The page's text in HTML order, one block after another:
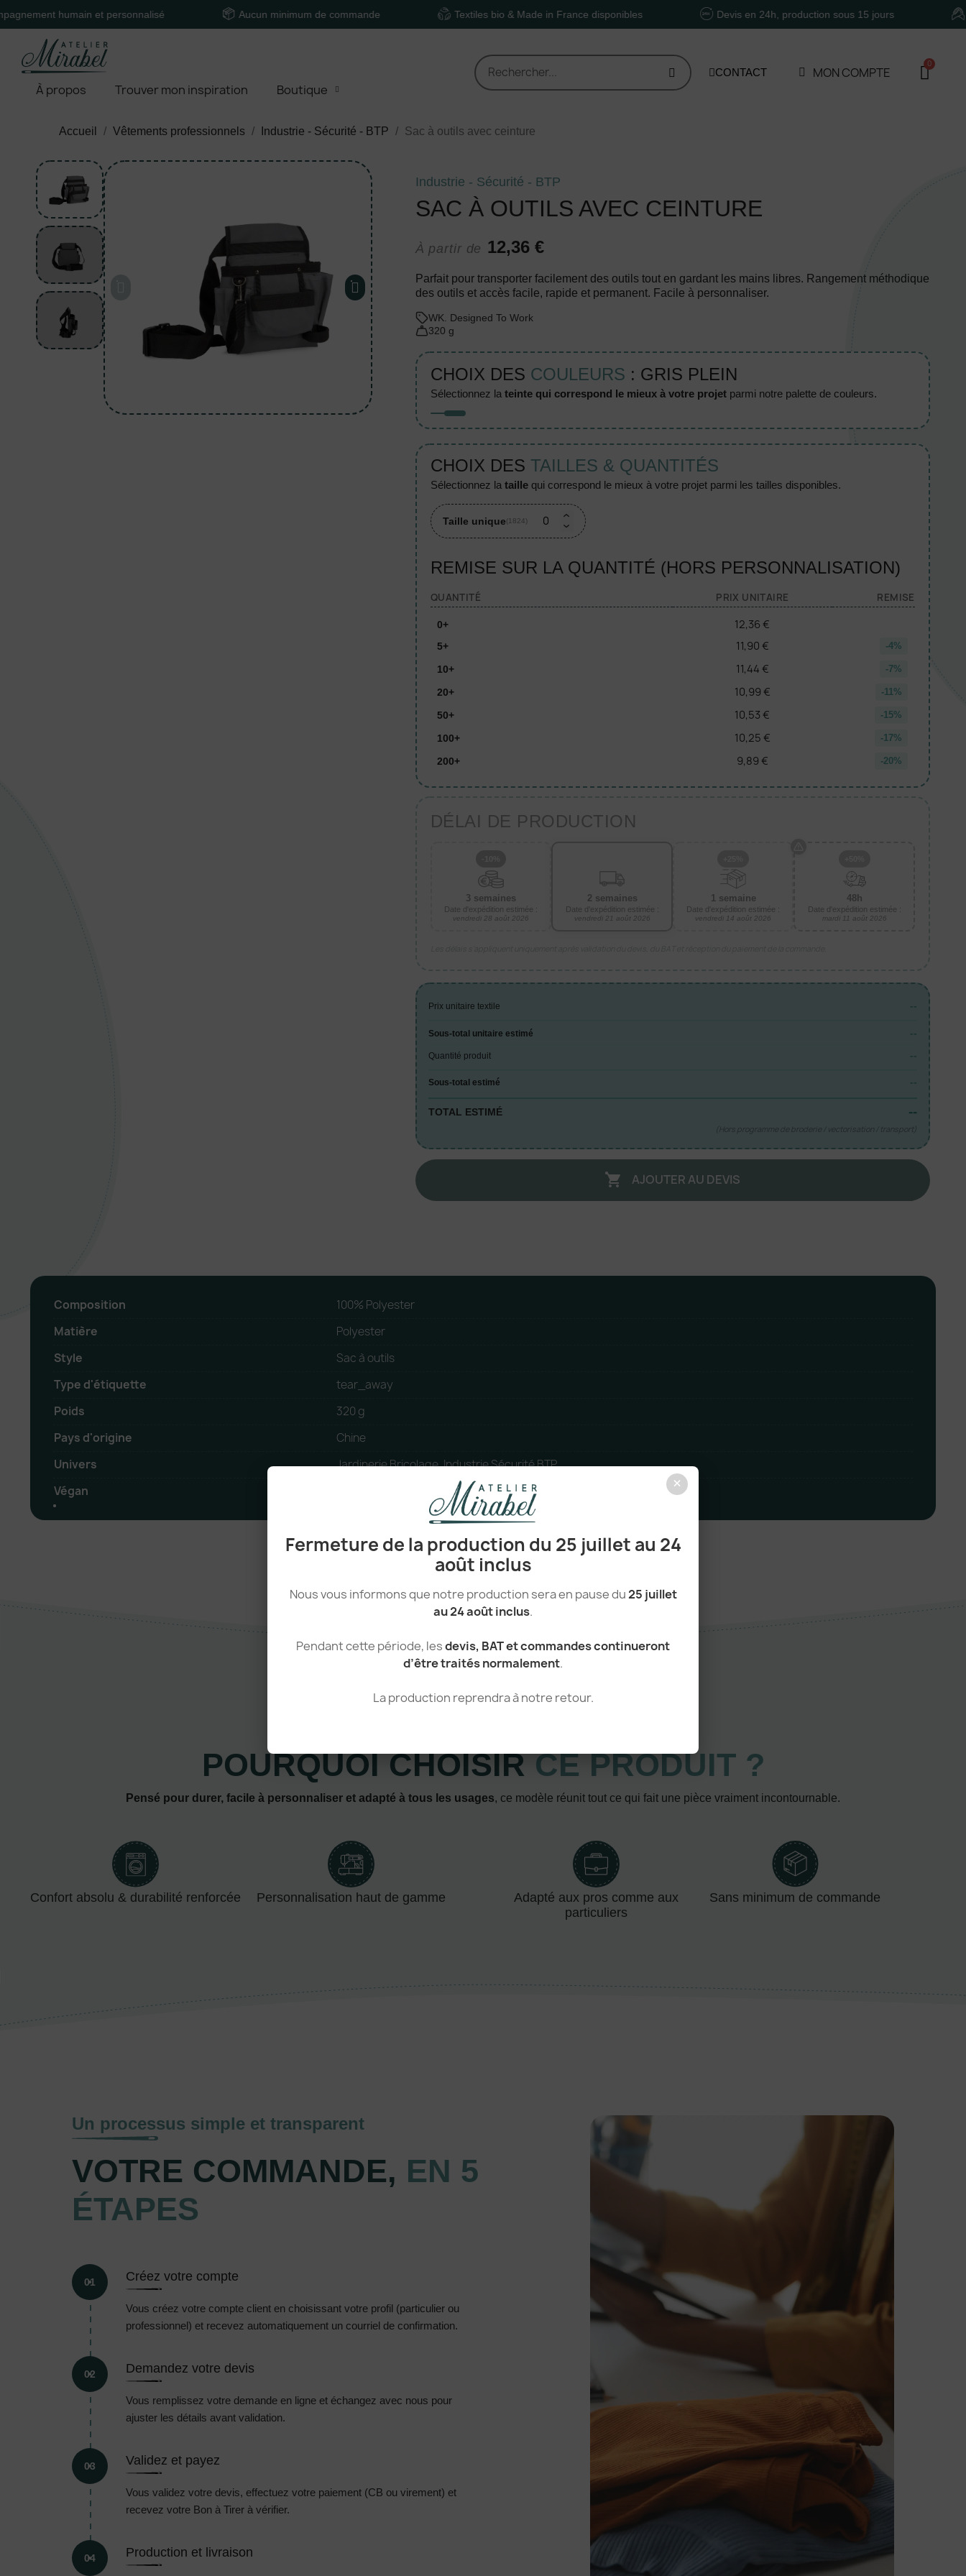
×
Fermeture de la production du 25 juillet au 24
août inclus
Nous vous informons que notre production sera en pause du25 juillet
au 24 août inclus.
Pendant cette période, lesdevis, BAT et commandes continueront
d’être traités normalement.
La production reprendra à notre retour.
humain et personnalisé Aucun minimum de commande Textiles bio & Made in France disponibles Devis en 24h, production sous 15 jours Un
À propos Trouver mon inspiration Boutique
CONTACT MON COMPTE
Accueil Vêtements professionnels Industrie - Sécurité - BTP Sac à outils avec ceinture
Industrie - Sécurité - BTP
SAC À OUTILS AVEC CEINTURE
À partir de 12,36 €
Parfait pour transporter facilement des outils tout en gardant les mains libres. Rangement méthodique
des outils et accès facile, rapide et permanent. Facile à personnaliser.
WK. Designed To Work
320 g
CHOIX DES COULEURS : GRIS PLEIN
sélectionnez la teinte qui correspond le mieux à votre projetparmi notre palette de couleurs.
CHOIX DES TAILLES & QUANTITÉS
sélectionnez la taillequi correspond le mieux à votre projet parmi les tailles disponibles.
Taille unique(1824)
REMISE SUR LA QUANTITÉ (HORS PERSONNALISATION)
QUANTITÉ PRIX UNITAIRE REMISE
0+ 12,36 €
5+ 11,90 € -4%
10+ 11,44 € -7%
20+ 10,99 € -11%
50+ 10,53 € -15%
100+ 10,25 € -17%
200+ 9,89 € -20%
DÉLAI DE PRODUCTION
3 semaines
Date d'expédition estimée :
vendredi 28 août 2026
2 semaines
Date d'expédition estimée :
vendredi 21 août 2026
1 semaine
Date d'expédition estimée :
vendredi 14 août 2026
48h
Date d'expédition estimée :
mardi 11 août 2026
Prix unitaire textile --
Sous-total unitaire estimé --
Quantité produit --
Sous-total estimé --
TOTAL ESTIMÉ --
(Hors programme de broderie / vectorisation / transport)
 AJOUTER AU DEVIS
Composition
100% Polyester
Matière
Polyester
Style
Sac à outils
Type d'étiquette
tear_away
Poids
320 g
Pays d'origine
Chine
Univers
Jardinerie Bricolage, Industrie Sécurité BTP
Végan
POURQUOI CHOISIRCE PRODUIT ?
Pensé pour durer, facile à personnaliser et adapté à tous les usages, ce modèle réunit tout ce qui fait une pièce vraiment incontournable.
Confort absolu & durabilité renforcée Personnalisation haut de gamme
Adapté aux pros comme aux
particuliers
Sans minimum de commande
Un processus simple et transparent
VOTRE COMMANDE, EN 5
ÉTAPES
01 Créez votre compte
Vous créez votre compte client en choisissant votre profil (particulier ou
professionnel) et recevez automatiquement un courriel de confirmation.
02 Demandez votre devis
Vous remplissez votre demande en ligne et échangez avec nous pour
ajuster les détails avant validation.
03 Validez et payez
Vous validez votre devis, effectuez votre paiement (CB ou virement) et
recevez votre Bon à Tirer à vérifier.
04 Production et livraison